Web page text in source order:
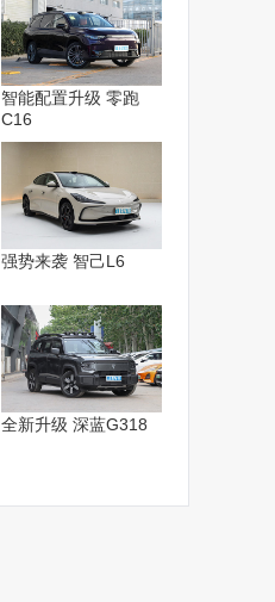
智能配置升级 零跑
C16
强势来袭 智己L6
全新升级 深蓝G318